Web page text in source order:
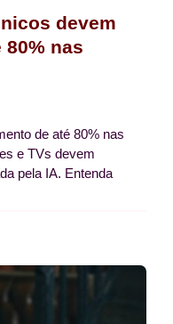
devem
nas
de até 80% nas
e TVs devem
pela IA. Entenda